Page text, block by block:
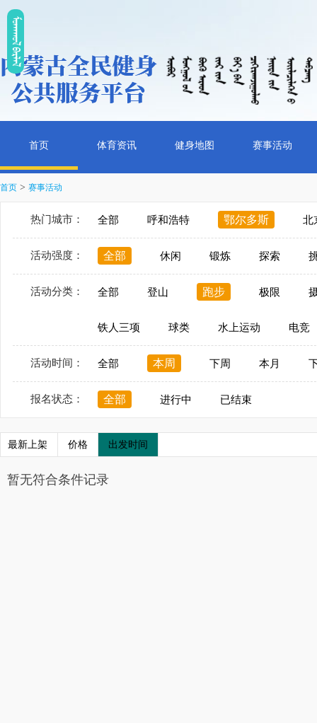
ᠮᠤᠡᠭᠭᠤᠯ ᠪᠠᠷᠯᠠᠯ
首页 体育资讯 健身地图 赛事活动
首页 > 赛事活动
热门城市： 全部 呼和浩特 鄂尔多斯 北
活动强度： 全部 休闲 锻炼 探索
活动分类： 全部 登山 跑步 极限
铁人三项 球类 水上运动 电竞
活动时间： 全部 本周 下周 本月
报名状态： 全部 进行中 已结束
最新上架 价格 出发时间
暂无符合条件记录